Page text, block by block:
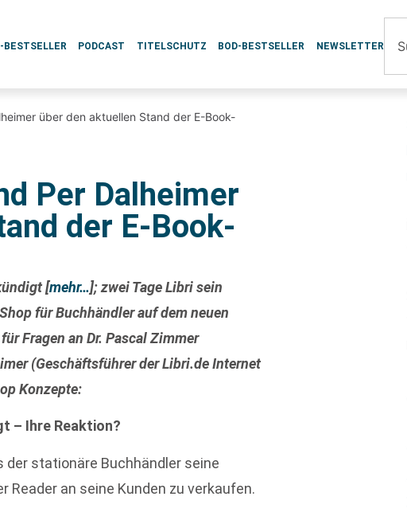
BESTSELLER PODCAST TITELSCHUTZ BOD-BESTSELLER NEWSLETTER
über den aktuellen Stand der E-Book-
Per Dalheimer
der E-Book-
[mehr…]; zwei Tage Libri sein
für Buchhändler auf dem neuen
Fragen an Dr. Pascal Zimmer
(Geschäftsführer der Libri.de Internet
Konzepte:
– Ihre Reaktion?
stationäre Buchhändler seine
Reader an seine Kunden zu verkaufen.